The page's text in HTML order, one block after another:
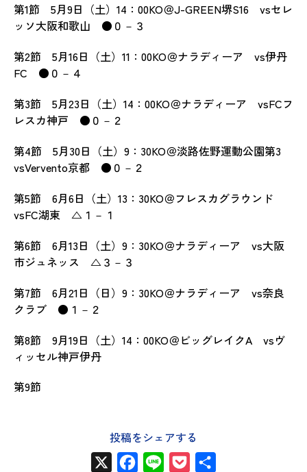
第1節 5月9日（土）14：00KO＠J-GREEN堺S16 vsセレ
ッソ大阪和歌山 ●０－３
第2節 5月16日（土）11：00KO＠ナラディーア vs伊丹
FC ●０－４
第3節 5月23日（土）14：00KO＠ナラディーア vsFCフ
レスカ神戸 ●０－２
第4節 5月30日（土）9：30KO＠淡路佐野運動公園第3
vsVervento京都 ●０－２
第5節 6月6日（土）13：30KO＠フレスカグラウンド
vsFC湖東 △１－１
第6節 6月13日（土）9：30KO＠ナラディーア vs大阪
市ジュネッス △３－３
第7節 6月21日（日）9：30KO＠ナラディーア vs奈良
クラブ ●１－２
第8節 9月19日（土）14：00KO＠ビッグレイクA vsヴ
ィッセル神戸伊丹
第9節
投稿をシェアする
Facebook
Line Pocket